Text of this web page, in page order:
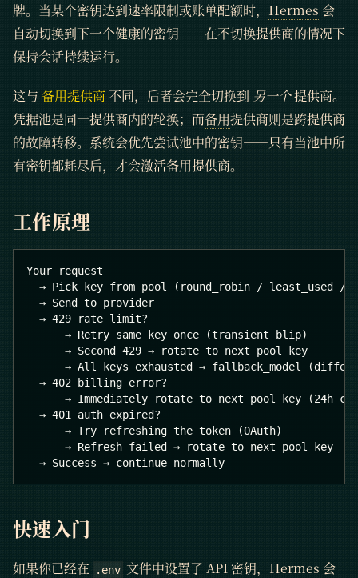
牌。当某个密钥达到速率限制或账单配额时， Hermes 会
自动切换到下一个健康的密钥——在不切换提供商的情况下
保持会话持续运行。
这与 备用提供商不同，后者会完全切换到 另一个提供商。
凭据池是同一提供商内的轮换；而备用提供商则是跨提供商
的故障转移。系统会优先尝试池中的密钥——只有当池中所
有密钥都耗尽后，才会激活备用提供商。
工作原理
Your request
→ Pick key from pool (round_robin / least_used /
  → Send to provider
  → 429 rate limit?
      → Retry same key once (transient blip)
      → Second 429 → rotate to next pool key
→ All keys exhausted → fallback_model
  → 402 billing error?
→ Immediately rotate to next pool key (24h
  → 401 auth expired?
      → Try refreshing the token (OAuth)
      → Refresh failed → rotate to next pool key
  → Success → continue normally
快速入门
如果你已经在 .env 文件中设置了 API 密钥，Hermes 会